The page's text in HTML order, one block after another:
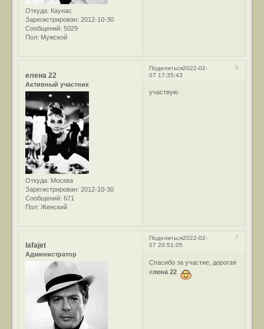
Откуда: Каунас
Зарегистрирован: 2012-10-30
Сообщений: 5029
Пол: Мужской
Поделиться 6
2022-02-
07 17:35:43
елена 22
Активный участник
Откуда: Москва
Зарегистрирован: 2012-10-30
Сообщений: 671
Пол: Женский
участвую
Поделиться 7
2022-02-
07 20:51:05
lafajet
Администратор
Спасибо за участие, дорогая
елена 22